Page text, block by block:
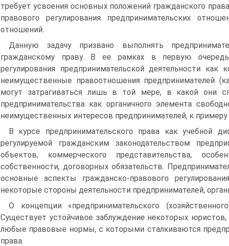
требует усвоения основных положений гражданского
правового регулирования предпринимательских
отношений.
Данную задачу призвано выполнять
гражданскому праву. В ее рамках в первую очередь
регулирования предпринимательской деятельности
неимущественные правоотношения предпринимателей
могут затрагиваться лишь в той мере, в какой они
предпринимательства как органичного элемента
неимущественных интересов предпринимателей, к примеру
В курсе предпринимательского права как учебной
регулируемой гражданским законодательством
объектов, коммерческого представительства,
собственности, договорных обязательств.
основные аспекты гражданско-правового
некоторые стороны деятельности предпринимателей,
О концепции «предпринимательского
Существует устойчивое заблуждение некоторых
любые правовые нормы, с которыми сталкиваются
права.